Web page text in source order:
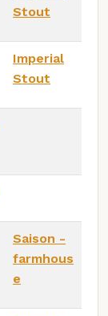
Stout
Imperial
Stout
Saison -
farmhous
e